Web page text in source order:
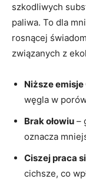
szkodliwych
paliwa. To ‌dla
rosnącej
związanych z
Niższe emisje
‍węgla w
Brak ołowiu –
oznacza
Ciszej praca​
cichsze, co